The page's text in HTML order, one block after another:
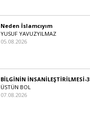
Neden İslamcıyım
YUSUF YAVUZYILMAZ
05.08.2026
BİLGİNİN İNSANİLEŞTİRİLMESİ-3
ÜSTÜN BOL
07.08.2026